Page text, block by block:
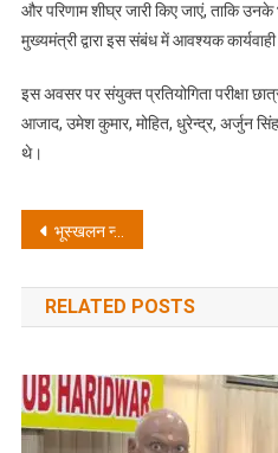
और परिणाम शीघ्र जारी किए जाएं, ताकि
मुख्यमंत्री द्वारा इस संबंध में आवश्यक
इस अवसर पर संयुक्त प्रतियोगिता परीक्षा
आजाद, उमेश कुमार, मोहित, धुरेन्द्र, अर्जुन
थे।
Post
navigation
भूस्खलन न्यूनीकरण हेतु बहु-संस्थागत सहयोग पर मुख्य सचिव की बैठक
RELATED POSTS